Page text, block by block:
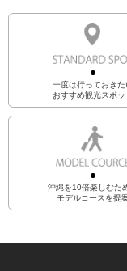
一度は行っておきた
おすすめ観光スポッ
沖縄を10倍楽しむた
モデルコースを提